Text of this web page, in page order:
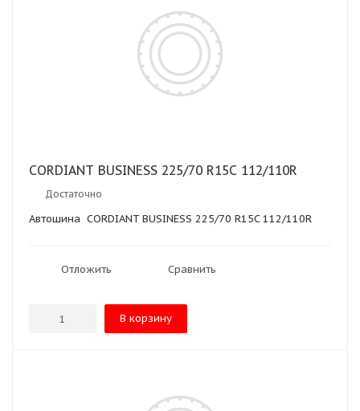
CORDIANT BUSINESS 225/70 R15C 112/110R
Достаточно
Автошина CORDIANT BUSINESS 225/70 R15C 112/110R
Отложить Сравнить
В корзину